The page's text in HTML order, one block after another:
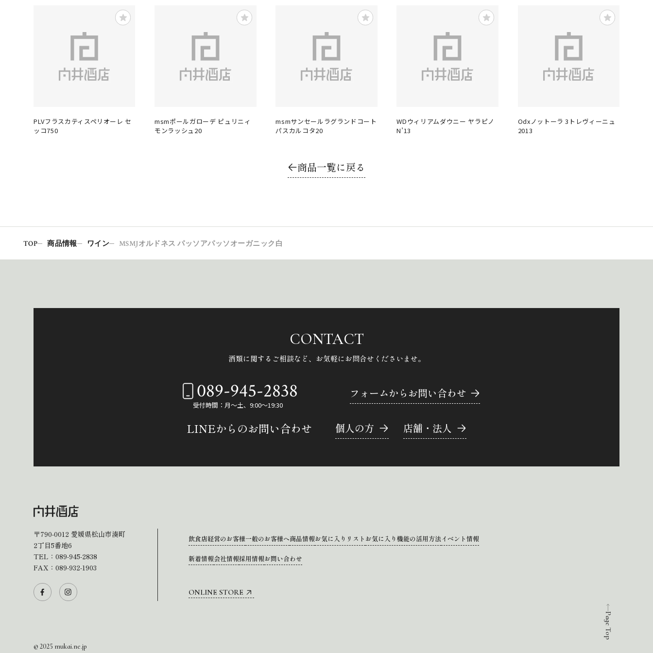
PLVフラスカティスペリオーレ セ
ッコ750
msmポールガローデ ピュリニィ
モンラッシュ20
msmサンセールラグランドコート
パスカルコタ20
WDウィリアムダウニー ヤラピノ
N’13
Odxノットーラ 3トレヴィーニュ
2013
商品一覧に戻る
TOP 商品情報 ワイン MSMJオルドネス パッソアパッソオーガニック白
Page Top
CONTACT
酒類に関するご相談など、 お気軽にお問合せくださいませ。
089-945-2838
受付時間：月～土、9:00～19:30
フォームからお問い合わせ
LINEからのお問い合わせ 個人の方 店舗・法人
〒790-0012 愛媛県松山市湊町
2丁目5番地6
TEL： 089-945-2838
FAX：089-932-1903
飲食店経営のお客様一般のお客様へ商品情報お気に入りリスト お気に入り機能の活用方法イベント情報
新着情報会社情報採用情報お問い合わせ
ONLINE STORE
© 2025 mukai.ne.jp